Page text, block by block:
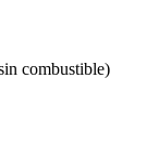
combustible)